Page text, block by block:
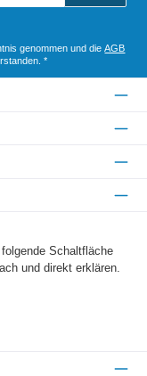
genommen und dieAGB
*
Schaltfläche
und direkt erklären.